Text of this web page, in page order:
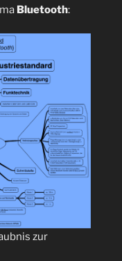
Bluetooth:
zur